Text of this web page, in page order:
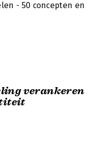
- 50 concepten en
verankeren